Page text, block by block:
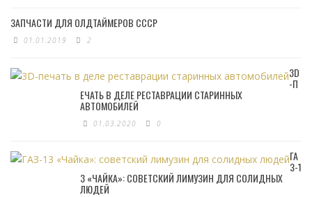
ЗАПЧАСТИ ДЛЯ ОЛДТАЙМЕРОВ СССР
01.01.2019 2
3D
-П
ЕЧАТЬ В ДЕЛЕ РЕСТАВРАЦИИ СТАРИННЫХ
АВТОМОБИЛЕЙ
01.03.2020 0
ГА
З-1
3 «ЧАЙКА»: СОВЕТСКИЙ ЛИМУЗИН ДЛЯ СОЛИДНЫХ
ЛЮДЕЙ